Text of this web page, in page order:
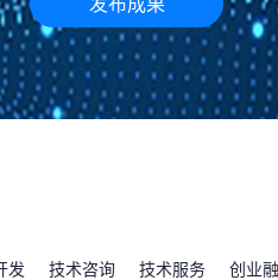
发 技术咨询 技术服务 创业